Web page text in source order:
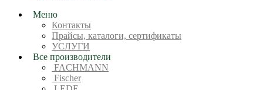
Меню
Контакты
Прайсы, каталоги, сертификаты
УСЛУГИ
Все производители
FACHMANN
Fischer